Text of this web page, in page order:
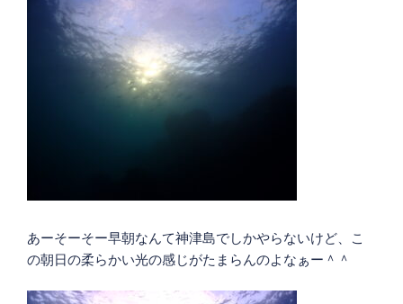
あーそーそー早朝なんて神津島でしかやらないけど、こ
の朝日の柔らかい光の感じがたまらんのよなぁー＾＾